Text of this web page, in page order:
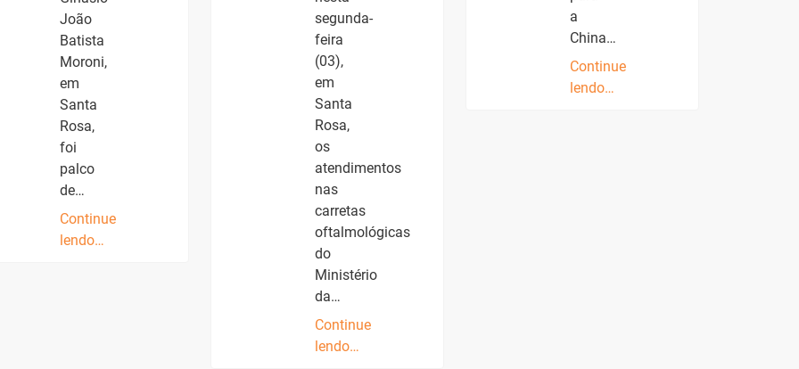
João
Batista
Moroni,
em
Santa
Rosa,
foi
palco
de…
Continue
lendo…
segunda-
feira
(03),
em
Santa
Rosa,
os
atendimentos
nas
carretas
oftalmológicas
do
Ministério
da…
Continue
lendo…
a
China…
Continue
lendo…